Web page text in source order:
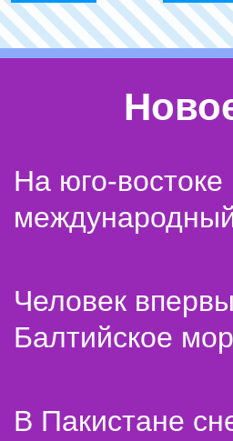
На юго-
Человек
Балтийское
В Пакистане